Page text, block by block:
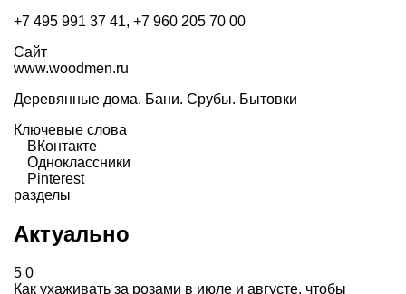
+7 495 991 37 41, +7 960 205 70 00
Сайт
www.woodmen.ru
Деревянные дома. Бани. Срубы. Бытовки
Ключевые слова
ВКонтакте
Одноклассники
Pinterest
разделы
Актуально
5 0
Как ухаживать за розами в июле и августе, чтобы